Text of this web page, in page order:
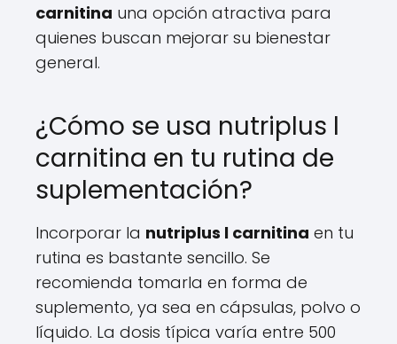
carnitina una opción atractiva para
quienes buscan mejorar su bienestar
general.
¿Cómo se usa nutriplus l
carnitina en tu rutina de
suplementación?
Incorporar la nutriplus l carnitina en tu
rutina es bastante sencillo. Se
recomienda tomarla en forma de
suplemento, ya sea en cápsulas, polvo o
líquido. La dosis típica varía entre 500